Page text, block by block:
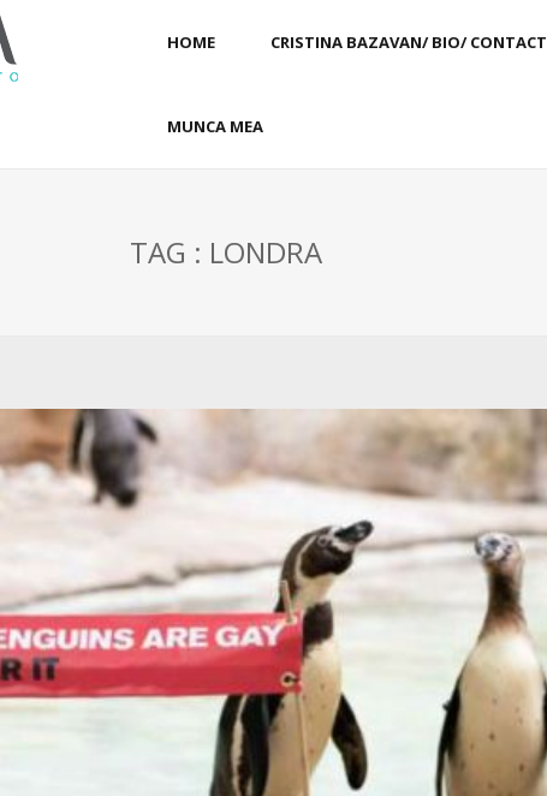
HOME CRISTINA BAZAVAN/ BIO/ CONTACT
MUNCA MEA
TAG : LONDRA